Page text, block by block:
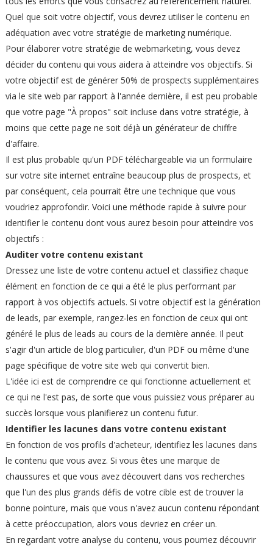
Quel que soit votre objectif, vous devrez utiliser le contenu en
adéquation avec votre stratégie de marketing numérique.
Pour élaborer votre stratégie de webmarketing, vous devez
décider du contenu qui vous aidera à atteindre vos objectifs. Si
votre objectif est de générer 50% de prospects supplémentaires
via le site web par rapport à l'année dernière, il est peu probable
que votre page "À propos" soit incluse dans votre stratégie, à
moins que cette page ne soit déjà un générateur de chiffre
d'affaire.
Il est plus probable qu'un PDF téléchargeable via un formulaire
sur votre site internet entraîne beaucoup plus de prospects, et
par conséquent, cela pourrait être une technique que vous
voudriez approfondir. Voici une méthode rapide à suivre pour
identifier le contenu dont vous aurez besoin pour atteindre vos
objectifs :
Auditer votre contenu existant
Dressez une liste de votre contenu actuel et classifiez chaque
élément en fonction de ce qui a été le plus performant par
rapport à vos objectifs actuels. Si votre objectif est la génération
de leads, par exemple, rangez-les en fonction de ceux qui ont
généré le plus de leads au cours de la dernière année. Il peut
s'agir d'un article de blog particulier, d'un PDF ou même d'une
page spécifique de votre site web qui convertit bien.
L'idée ici est de comprendre ce qui fonctionne actuellement et
ce qui ne l'est pas, de sorte que vous puissiez vous préparer au
succès lorsque vous planifierez un contenu futur.
Identifier les lacunes dans votre contenu existant
En fonction de vos profils d'acheteur, identifiez les lacunes dans
le contenu que vous avez. Si vous êtes une marque de
chaussures et que vous avez découvert dans vos recherches
que l'un des plus grands défis de votre cible est de trouver la
bonne pointure, mais que vous n'avez aucun contenu répondant
à cette préoccupation, alors vous devriez en créer un.
En regardant votre analyse du contenu, vous pourriez découvrir